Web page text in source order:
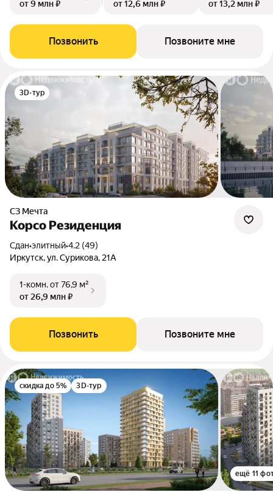
от 9 млн ₽
от 12,6 млн ₽
от 13,2 млн ₽
Позвонить Позвоните мне
3D-тур
СЗ Мечта
Корсо Резиденция
Сдан•элитный•4.2 (49)
Иркутск, ул. Сурикова, 21А
1-комн.от 76,9 м²
от 26,9 млн ₽
Позвонить Позвоните мне
скидка до 5% 3D-тур
ещё 11